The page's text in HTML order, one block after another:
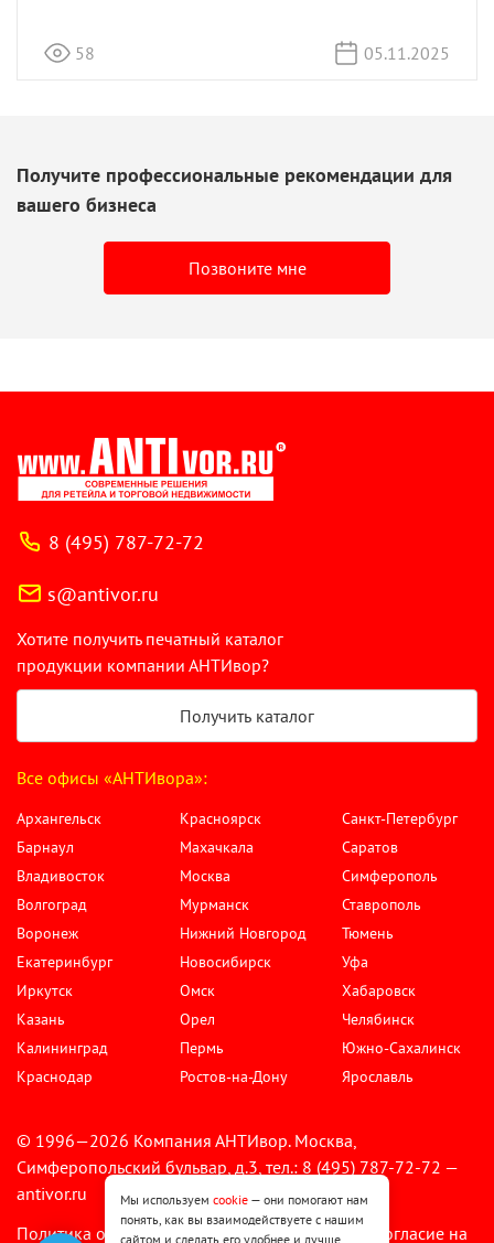
58 05.11.2025
Получите профессиональные рекомендации для
вашего бизнеса
Позвоните мне
8 (495) 787-72-72
s@antivor.ru
Хотите получить печатный каталог
продукции компании АНТИвор?
Получить каталог
Все офисы «АНТИвора»:
Архангельск
Барнаул
Владивосток
Волгоград
Воронеж
Екатеринбург
Иркутск
Казань
Калининград
Краснодар
Красноярск
Махачкала
Москва
Мурманск
Нижний Новгород
Новосибирск
Омск
Орел
Пермь
Ростов-на-Дону
Санкт-Петербург
Саратов
Симферополь
Ставрополь
Тюмень
Уфа
Хабаровск
Челябинск
Южно-Сахалинск
Ярославль
© 1996—2026 Компания АНТИвор. Москва,
Симферопольский бульвар, д.3, тел.: 8 (495) 787-72-72 —
antivor.ru
Политика обработки персональных данных
Согласие на
Мы используем cookie — они помогают нам
понять, как вы взаимодействуете с нашим
сайтом и сделать его удобнее и лучше.